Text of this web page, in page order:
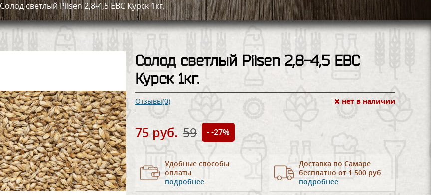
Солод светлый Pilsen 2,8-4,5 ЕВС Курск 1кг.
Солод светлый Pilsen 2,8-4,5 ЕВС
Курск 1кг.
Отзывы(0) нет в наличии
75 руб. 59 - -27%
Удобные способы
оплаты
подробнее
Доставка по Самаре
бесплатно от 1 500 руб
подробнее